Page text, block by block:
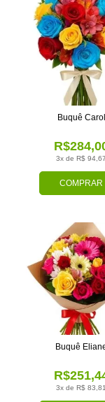
COMPRAR
3x de R$ 94,67
Buquê Carol
3x de R$ 83,81
Buquê